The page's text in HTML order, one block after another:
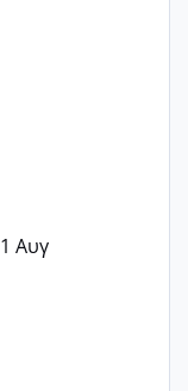
1 Αυγ